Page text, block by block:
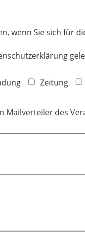
wenn Sie sich für
Zeitung
Mailverteiler des